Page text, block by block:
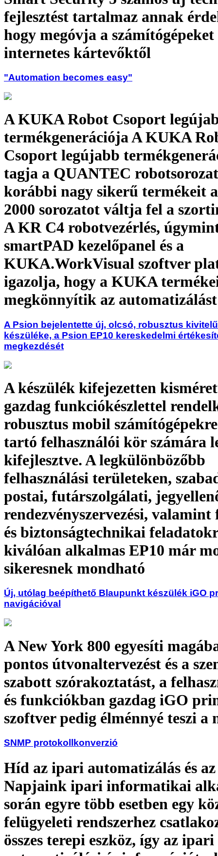
fejlesztést tartalmaz annak
hogy megóvja a számítógépeket
internetes kártevőktől
"Automation becomes easy"
A KUKA Robot Csoport
termékgenerációja A KUKA
Csoport legújabb
tagja a QUANTEC
korábbi nagy sikerű termékeit
2000 sorozatot váltja fel a
A KR C4 robotvezérlés,
smartPAD kezelőpanel és a
KUKA.WorkVisual szoftver
igazolja, hogy a KUKA
megkönnyítik az automatizálást
A Psion bejelentette új, olcsó, robusztus
készüléke, a Psion EP10 kereskedelmi
megkezdését
A készülék kifejezetten
gazdag funkciókészlettel
robusztus mobil
tartó felhasználói kör számára
kifejlesztve. A legkülönbözőbb
felhasználási területeken,
postai, futárszolgálati,
rendezvényszervezési, valamint
és biztonságtechnikai
kiválóan alkalmas EP10 már
sikeresnek mondható
Új, utólag beépíthető Blaupunkt készülék iGO
navigációval
A New York 800 egyesíti
pontos útvonaltervezést és a
szabott szórakoztatást, a
és funkciókban gazdag iGO
szoftver pedig élménnyé teszi a
SNMP protokollkonverzió
Híd az ipari automatizálás és
Napjaink ipari informatikai
során egyre több esetben egy
felügyeleti rendszerhez
összes terepi eszköz, így az ipari